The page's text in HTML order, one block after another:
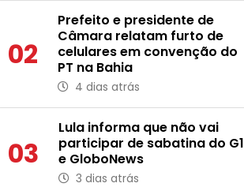
02
Prefeito e presidente de
Câmara relatam furto de
celulares em convenção do
PT na Bahia
4 dias atrás
03
Lula informa que não vai
participar de sabatina do G1
e GloboNews
3 dias atrás